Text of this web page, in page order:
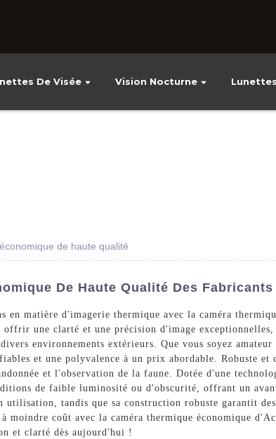
De Visée Vision Nocturne
de haute qualité
De Haute Qualité Des
en matière d'imagerie thermique avec la caméra
une clarté et une précision d'image
environnements extérieurs. Que vous soyez
et une polyvalence à un prix abordable. Robuste
et l'observation de la faune. Dotée d'une
de faible luminosité ou d'obscurité, offrant un
tandis que sa construction robuste garantit
moindre coût avec la caméra thermique économique
et clarté dès aujourd'hui !